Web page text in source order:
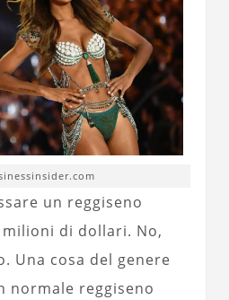
un reggiseno
di dollari. No,
Una cosa del genere
normale reggiseno